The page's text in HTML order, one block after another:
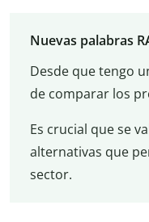
Nuevas palabras
Desde que tengo
de comparar los
Es crucial que se
alternativas que
sector.